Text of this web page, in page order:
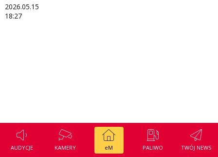
Wszystko w temacie
AUDYCJE KAMERY eM PALIWO TWÓJ NEWS
2026.05.15
18:27